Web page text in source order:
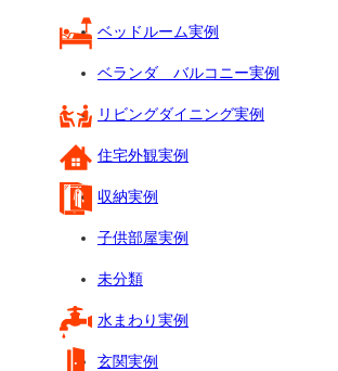
ベッドルーム実例
ベランダ バルコニー実例
リビングダイニング実例
住宅外観実例
収納実例
子供部屋実例
未分類
水まわり実例
玄関実例